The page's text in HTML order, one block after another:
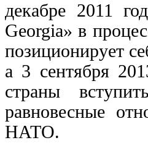
декабре 2011
Georgia» в
позиционирует
а 3 сентября
страны
равновесные
НАТО.